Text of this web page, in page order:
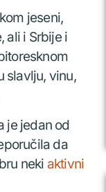
jeseni,
ali i Srbije i
slavlju, vinu,
je jedan od
da
neki aktivni